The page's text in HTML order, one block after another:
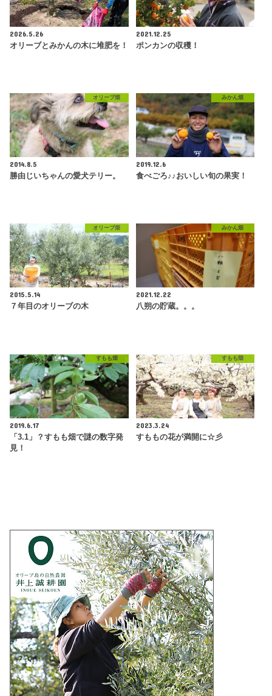
2026.5.26
オリーブとみかんの木に堆肥を！
2021.12.25
ポンカンの収穫！
オリーブ畑
2014.8.5
勝由じいちゃんの愛犬テリー。
みかん畑
2019.12.6
食べごろ♪♪おいしい旬の果実！
オリーブ畑
2015.5.14
７年目のオリーブの木
みかん畑
2021.12.22
八朔の貯蔵。。。
すもも畑
2019.6.17
「3.1」？すもも畑で謎の数字発
見！
すもも畑
2023.3.24
すももの花が満開に☆彡